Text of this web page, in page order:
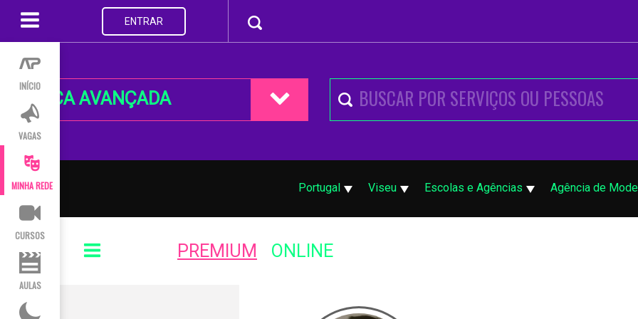
INÍCIO
VAGAS
MINHA REDE
CURSOS
AULAS
ENTRAR
BUSCA AVANÇADA
Portugal Viseu Escolas e Agências Agência de
PREMIUM ONLINE